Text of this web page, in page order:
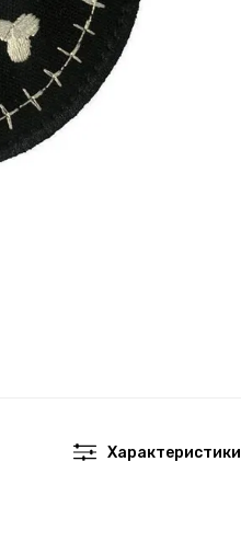
Характеристики